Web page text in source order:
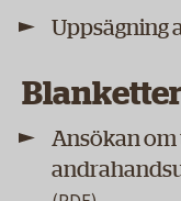
Uppsägning
Ansökan